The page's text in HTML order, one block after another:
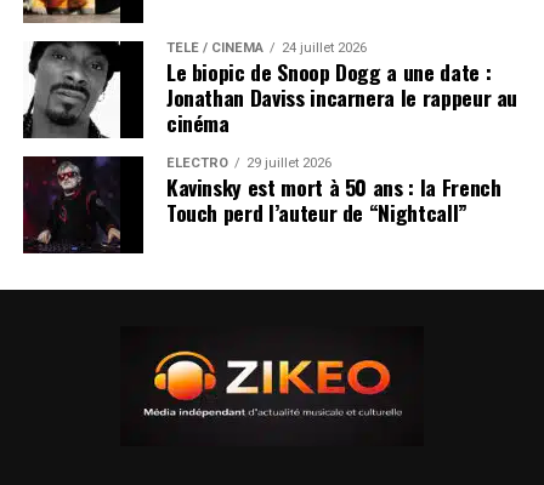
TÉLÉ / CINÉMA 24 juillet 2026
Le biopic de Snoop Dogg a une date :
Jonathan Daviss incarnera le rappeur au
cinéma
ÉLECTRO 29 juillet 2026
Kavinsky est mort à 50 ans : la French
Touch perd l’auteur de “Nightcall”